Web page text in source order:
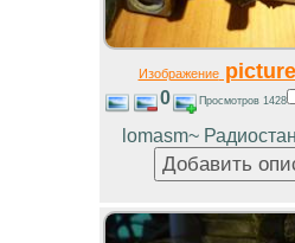
Изображение
0 Просмотров 1428
lomasm~